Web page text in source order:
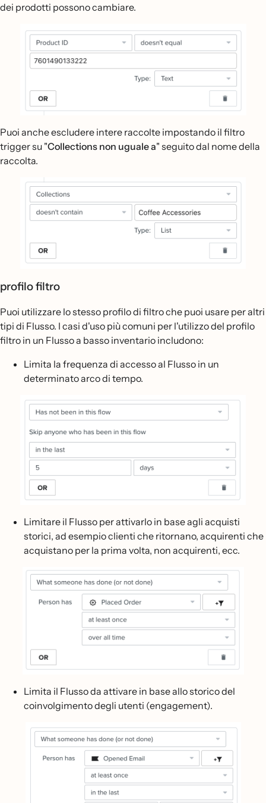
dei prodotti possono cambiare.
Puoi anche escludere intere raccolte impostando il filtro
trigger su "Collections non uguale a" seguito dal nome della
raccolta.
profilo filtro
Puoi utilizzare lo stesso profilo di filtro che puoi usare per altri
tipi di Flusso. I casi d'uso più comuni per l'utilizzo del profilo
filtro in un Flusso a basso inventario includono:
Limita la frequenza di accesso al Flusso in un
determinato arco di tempo.
Limitare il Flusso per attivarlo in base agli acquisti
storici, ad esempio clienti che ritornano, acquirenti che
acquistano per la prima volta, non acquirenti, ecc.
Limita il Flusso da attivare in base allo storico del
coinvolgimento degli utenti (engagement).